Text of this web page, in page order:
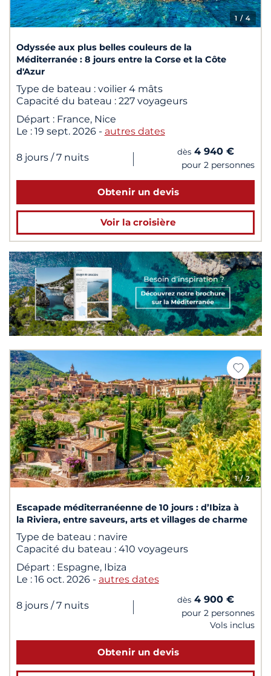
1/ 4
Odyssée aux plus belles couleurs de la
Méditerranée : 8 jours entre la Corse et la Côte
d'Azur
Type de bateau : voilier 4 mâts
Capacité du bateau : 227 voyageurs
Départ : France, Nice
Le : 19 sept. 2026 - autres dates
8 jours / 7 nuits | dès 4 940 €
pour 2 personnes
Obtenir un devis
Voir la croisière
1/ 2
Escapade méditerranéenne de 10 jours : d’Ibiza à
la Riviera, entre saveurs, arts et villages de charme
Type de bateau : navire
Capacité du bateau : 410 voyageurs
Départ : Espagne, Ibiza
Le : 16 oct. 2026 - autres dates
8 jours / 7 nuits | dès 4 900 €
pour 2 personnes
Vols inclus
Obtenir un devis